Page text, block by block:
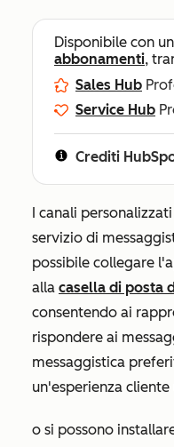
Disponibile con
abbonamenti,
Sales Hub
Service Hub
Crediti
I canali
servizio di
possibile collegare
alla casella di posta
consentendo ai
rispondere ai
messaggistica
un'esperienza cliente
o si possono